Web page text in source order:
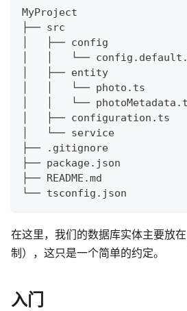
MyProject
│   ├── config
│   │   └──
├── .gitignore
├── package.json
├── README.md
└── tsconfig.json
在这里，我们的数据库实体主要放在
制），这只是一个简单的约定。
入门